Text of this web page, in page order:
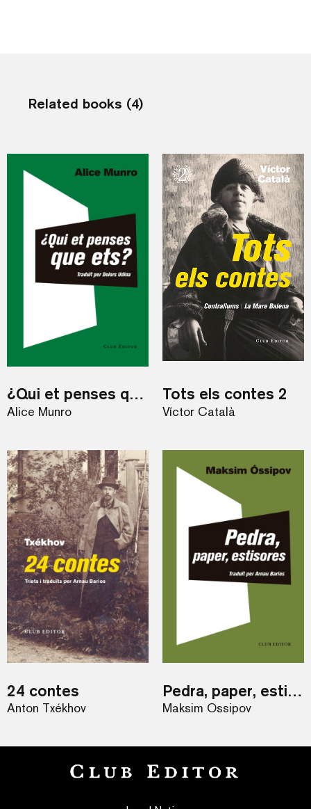
Related books (4)
¿Qui et penses que ets?
Alice Munro
Tots els contes 2
Víctor Català
24 contes
Anton Txékhov
Pedra, paper, estisores
Maksim Óssipov